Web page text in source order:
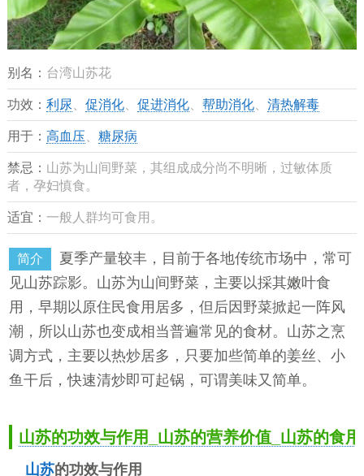
别名： 台湾山苏花
功效： 利尿 促消化、 促进消化、 帮助消化、 清热解毒
用于： 高血压 糖尿病
禁忌： 山苏为山间野菜，其组成成分尚不明晰，过敏体质
者，孕妇慎食。
适宜： 一般人群均可食用。
简介
夏季产量较丰，目前于各地传统市场中，常可
见山苏踪影。山苏为山间野菜，主要以採其嫩叶食
用，早期以原住民食用居多，但后因野菜掀起一阵风
潮，所以山苏也变成相当普遍常见的食材。山苏之烹
调方式，主要以热炒居多，只要加些简单的姜丝、小
鱼干后，快速清炒即可起锅，可谓美味又简单。
山苏的功效与作用_山苏的营养价值_山苏的食
山苏的功效与作用